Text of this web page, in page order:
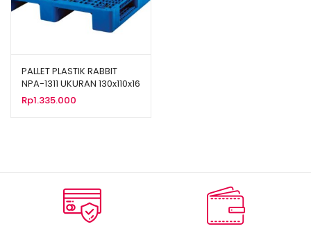
PALLET PLASTIK RABBIT
NPA-1311 UKURAN 130x110x16
CM
Rp1.335.000